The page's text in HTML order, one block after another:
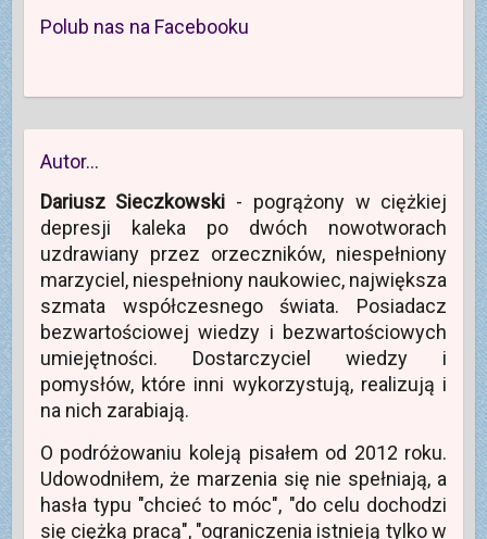
Polub nas na Facebooku
Autor…
Dariusz Sieczkowski - pogrążony w ciężkiej
depresji kaleka po dwóch nowotworach
uzdrawiany przez orzeczników, niespełniony
marzyciel, niespełniony naukowiec, największa
szmata współczesnego świata. Posiadacz
bezwartościowej wiedzy i bezwartościowych
umiejętności. Dostarczyciel wiedzy i
pomysłów, które inni wykorzystują, realizują i
na nich zarabiają.
O podróżowaniu koleją pisałem od 2012 roku.
Udowodniłem, że marzenia się nie spełniają, a
hasła typu "chcieć to móc", "do celu dochodzi
się ciężką pracą", "ograniczenia istnieją tylko w